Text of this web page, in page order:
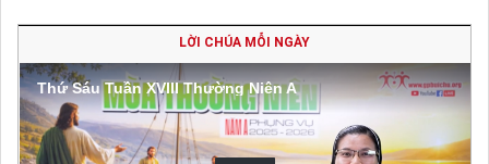
LỜI CHÚA MỖI NGÀY
Thứ Sáu Tuần XVIII Thường Niên A